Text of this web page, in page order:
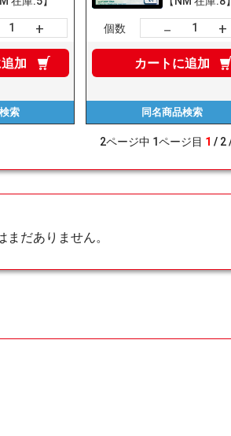
+
追加
索
個数 － +
カートに追加
同名商品検索
2ページ中 1ページ目 1 2
だありません。